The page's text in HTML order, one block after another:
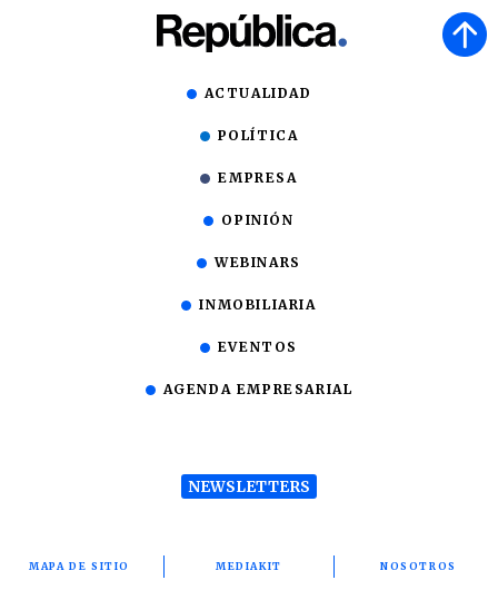
ACTUALIDAD
POLÍTICA
EMPRESA
OPINIÓN
WEBINARS
INMOBILIARIA
EVENTOS
AGENDA EMPRESARIAL
NEWSLETTERS
MAPA DE SITIO MEDIAKIT NOSOTROS